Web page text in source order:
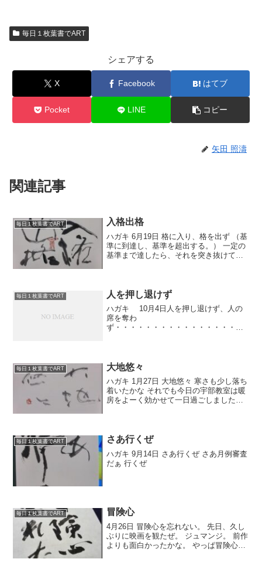
毎日１枚葉書でART
シェアする
X Facebook はてブ
Pocket LINE コピー
矢田 照濤
関連記事
毎日１枚葉書でART 入格出格
ハガキ 6月19日 格に入り、格を出ず （基
準に到達し、基準を超出する。） 一定の
基準まで達したら、それを突き抜けて、
てみたら ティ...
毎日１枚葉書でART 人を押し退けず
ハガキ 10月4日人を押し退けず、人の
席を奪わ
ず・・・・・・・・・・・・・・・・・
も昨日見た『雨あがる』からです。仕官
を断られ、夫...
毎日１枚葉書でART 大地悠々
ハガキ 1月27日 大地悠々 寒さも少し落ち
着いたかな それでも今日の宇部教室は暖
房をよーく効かせて一日過ごしました。
毎日１枚葉書でART さあ行くぜ
ハガキ 9月14日 さあ行くぜ さあ月例審査
だぁ 行くぜ
毎日１枚葉書でART 冒険心
4月26日 冒険心を忘れない。 先日、久し
ぶりに映画を観たぜ。 ジュマンジ。 前作
よりも面白かったかな。 やっぱ冒険心を